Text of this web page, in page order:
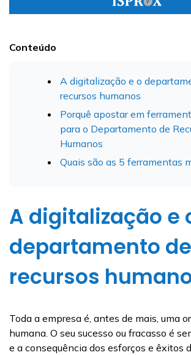
Conteúdo
A digitalização e o
recursos humanos
Porquê apostar em
para o Departamento de
Humanos
Quais são as 5 ferramentas
A digitalização e
departamento de
recursos
Toda a empresa é, antes de mais, uma
humana. O seu sucesso ou fracasso é
e a consequência dos esforços e êxitos